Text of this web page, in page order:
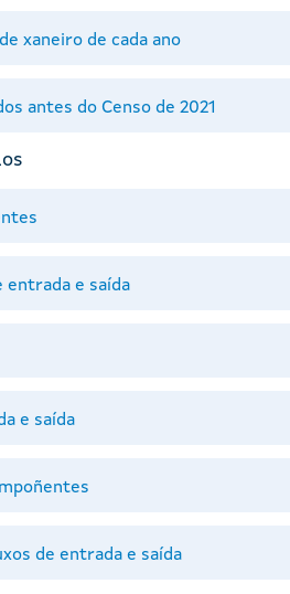
xaneiro de cada ano
antes do Censo de 2021
entrada e saída
e saída
de entrada e saída